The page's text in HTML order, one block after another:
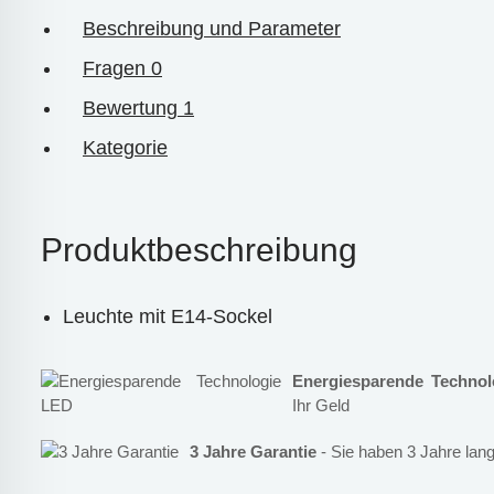
Beschreibung und Parameter
Fragen 0
Bewertung 1
Kategorie
Produktbeschreibung
Leuchte mit E14-Sockel
Energiesparende
Ihr Geld
3 Jahre Garantie - Sie haben 3 Jahre